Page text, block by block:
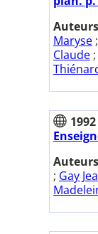
Maryse ;
Claude ;
1992
; Gay